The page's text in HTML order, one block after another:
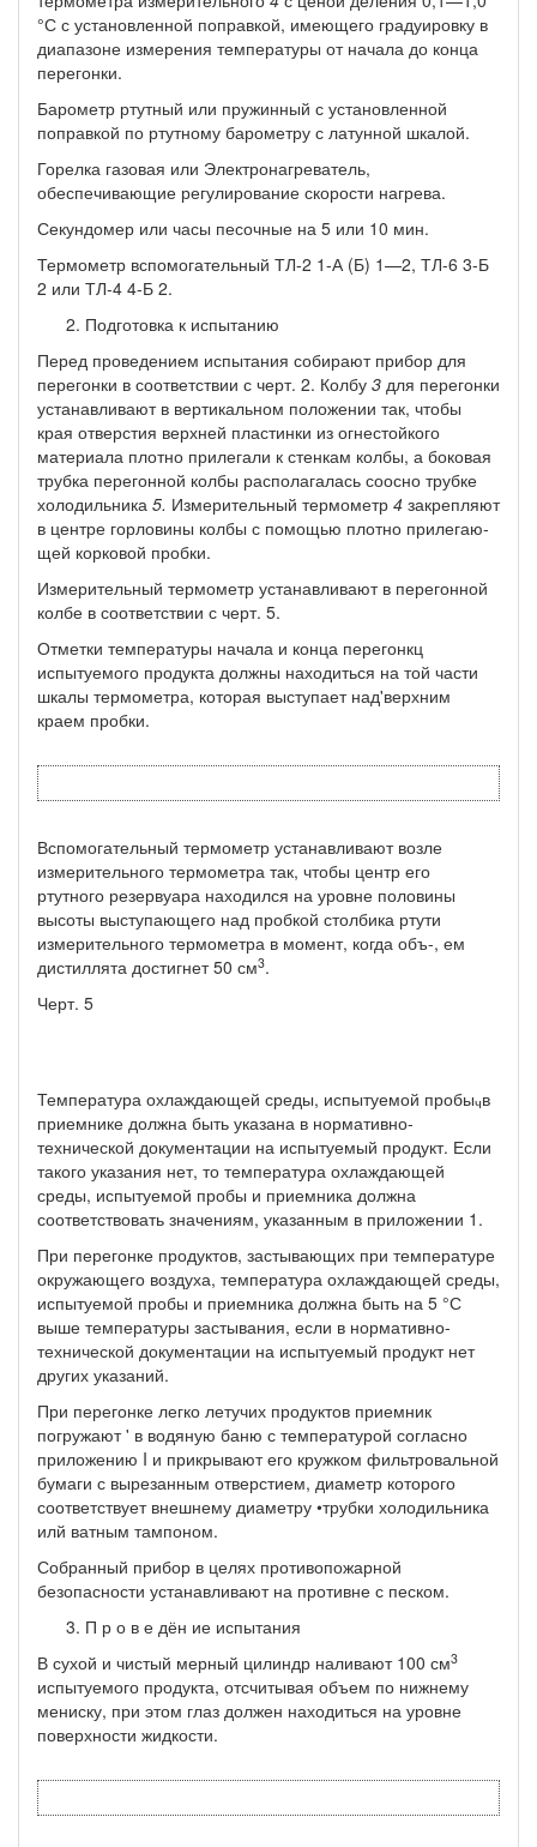
°С с установленной поправкой, имеющего градуировку в
диапазоне измерения температуры от начала до конца
перегонки.
Барометр ртутный или пружинный с установленной
поправкой по ртутному барометру с латунной шкалой.
Горелка газовая или Электронагреватель,
обеспечивающие ре­гулирование скорости нагрева.
Секундомер или часы песочные на 5 или 10 мин.
Термометр вспомогательный ТЛ-2 1-А (Б) 1—2, ТЛ-6 3-Б
2 или ТЛ-4 4-Б 2.
Подготовка к испытанию
Перед проведением испытания собирают прибор для
перегон­ки в соответствии с черт. 2. Колбу 3 для перегонки
устанавлива­ют в вертикальном положении так, чтобы
края отверстия верхней пластинки из огнестойкого
материала плотно прилегали к стен­кам колбы, а боковая
трубка перегонной колбы располагалась со­осно трубке
холодильника 5. Измерительный термометр 4 закреп­ляют
в центре горловины колбы с помощью плотно прилегаю­
щей корковой пробки.
Измерительный термометр устанавливают в перегонной
колбе в соответствии с черт. 5.
Отметки температуры начала и конца перегонкц
испытуемо­го продукта должны находиться на той части
шкалы термометра, которая выступает над'верхним
краем пробки.
Вспомогательный термометр устанавливают возле
измеритель­ного термометра так, чтобы центр его
ртутного резервуара нахо­дился на уровне половины
высоты выступающего над пробкой столбика ртути
измерительного термометра в момент, когда объ-, ем
дистиллята достигнет 50 см3.
Черт. 5
Температура охлаждающей среды, испытуемой пробычв
прием­нике должна быть указана в нормативно-
технической документа­ции на испытуемый продукт. Если
такого указания нет, то темпе­ратура охлаждающей
среды, испытуемой пробы и приемника долж­на
соответствовать значениям, указанным в приложении 1.
При перегонке продуктов, застывающих при температуре
ок­ружающего воздуха, температура охлаждающей среды,
испытуе­мой пробы и приемника должна быть на 5 °С
выше температуры застывания, если в нормативно-
технической документации на ис­пытуемый продукт нет
других указаний.
При перегонке легко летучих продуктов приемник
погружают ' в водяную баню с температурой согласно
приложению I и при­крывают его кружком фильтровальной
бумаги с вырезанным от­верстием, диаметр которого
соответствует внешнему диаметру •трубки холодильника
илй ватным тампоном.
Собранный прибор в целях противопожарной
безопасности устанавливают на противне с песком.
П р о в е дён ие испытания
В сухой и чистый мерный цилиндр наливают 100 см3
испытуе­мого продукта, отсчитывая объем по нижнему
мениску, при этом глаз должен находиться на уровне
поверхности жидкости.